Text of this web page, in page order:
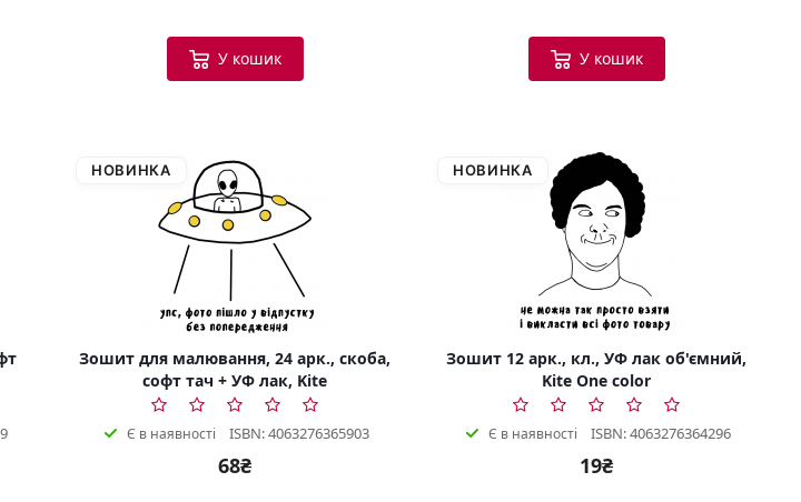
У кошик У кошик
НОВИНКА
Зошит для малювання, 24 арк., скоба,
софт тач + УФ лак, Kite
Є в наявності ISBN: 4063276365903
68₴
НОВИНКА
Зошит 12 арк., кл., УФ лак об'ємний,
Kite One color
Є в наявності ISBN: 4063276364296
19₴